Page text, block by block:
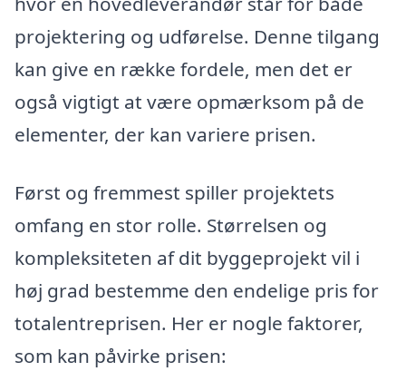
projektering og udførelse. Denne tilgang
kan give en række fordele, men det er
også vigtigt at være opmærksom på de
elementer, der kan variere prisen.
Først og fremmest spiller projektets
omfang en stor rolle. Størrelsen og
kompleksiteten af dit byggeprojekt vil i
høj grad bestemme den endelige pris for
totalentreprisen. Her er nogle faktorer,
som kan påvirke prisen: